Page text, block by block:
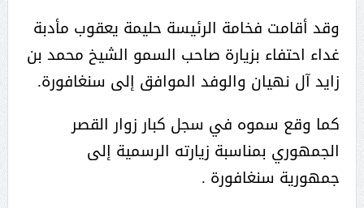
وقد أقامت فخامة الرئيسة حليمة يعقوب مأدبة
غداء احتفاء بزيارة صاحب السمو الشيخ محمد بن
زايد آل نهيان والوفد الموافق إلى سنغافورة.
كما وقع سموه في سجل كبار زوار القصر
الجمهوري بمناسبة زيارته الرسمية إلى
جمهورية سنغافورة .